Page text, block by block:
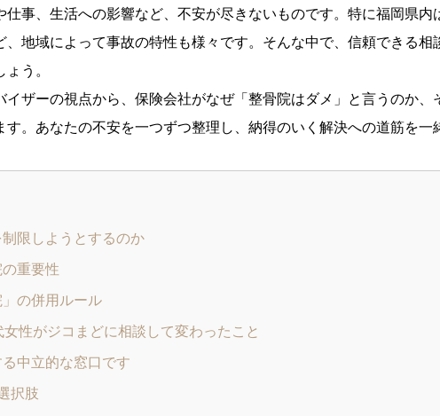
事、生活への影響など、不安が尽きないものです。特に福岡県内
地域によって事故の特性も様々です。そんな中で、信頼できる相
う。
ザーの視点から、保険会社がなぜ「整骨院はダメ」と言うのか、
。あなたの不安を一つずつ整理し、納得のいく解決への道筋を一
限しようとするのか
重要性
の併用ルール
性がジコまどに相談して変わったこと
中立的な窓口です
択肢